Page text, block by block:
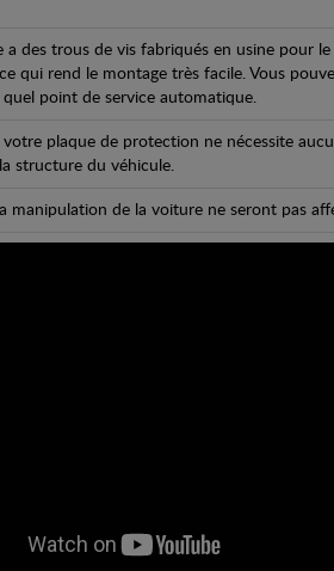
a des trous de vis fabriqués en usine pour
qui rend le montage très facile. Vous
point de service automatique.
votre plaque de protection ne nécessite
structure du véhicule.
manipulation de la voiture ne seront pas